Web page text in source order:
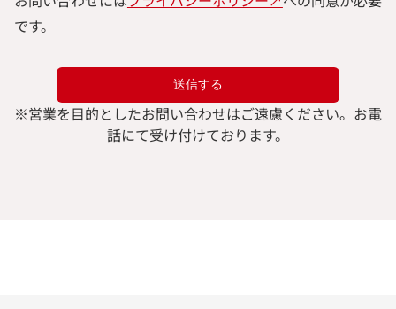
です。
※営業を目的としたお問い合わせはご遠慮ください。 お電
話にて受け付けております。